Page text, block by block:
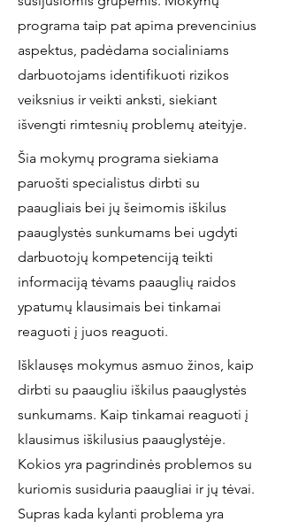
programa taip pat apima prevencinius
aspektus, padėdama socialiniams
darbuotojams identifikuoti rizikos
veiksnius ir veikti anksti, siekiant
išvengti rimtesnių problemų ateityje.
Šia mokymų programa siekiama
paruošti specialistus dirbti su
paaugliais bei jų šeimomis iškilus
paauglystės sunkumams bei ugdyti
darbuotojų kompetenciją teikti
informaciją tėvams paauglių raidos
ypatumų klausimais bei tinkamai
reaguoti į juos reaguoti.
Išklausęs mokymus asmuo žinos, kaip
dirbti su paaugliu iškilus paauglystės
sunkumams. Kaip tinkamai reaguoti į
klausimus iškilusius paauglystėje.
Kokios yra pagrindinės problemos su
kuriomis susiduria paaugliai ir jų tėvai.
Supras kada kylanti problema yra